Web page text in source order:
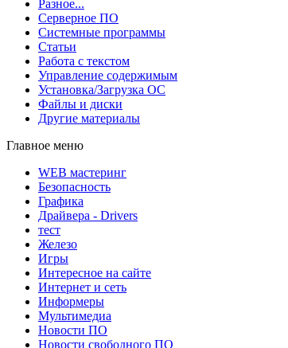
Разное...
Серверное ПО
Системные программы
Статьи
Работа с текстом
Управление содержимым
Установка/Загрузка ОС
Файлы и диски
Другие материалы
Главное меню
WEB мастеринг
Безопасность
Графика
Драйвера - Drivers
тест
Железо
Игры
Интересное на сайте
Интернет и сеть
Информеры
Мультимедиа
Новости ПО
Новости свободного ПО